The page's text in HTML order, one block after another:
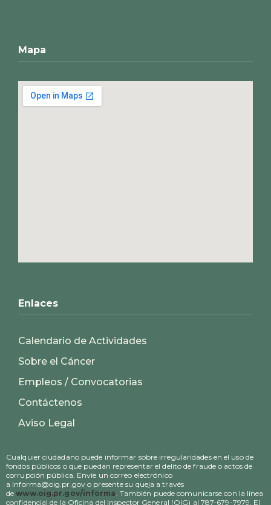
Mapa
Enlaces
Calendario de Actividades
Sobre el Cáncer
Empleos / Convocatorias
Contáctenos
Aviso Legal
Cualquier ciudadano puede informar sobre irregularidades en el uso de
fondos públicos o que puedan representar el delito de fraude o actos de
corrupción pública. Envíe un correo electrónico
a informa@oig.pr.gov o presente su queja a través
dewww.oig.pr.gov/informa. También puede comunicarse con la línea
confidencial de la Oficina del Inspector General (OIG) al 787-679-7979. El